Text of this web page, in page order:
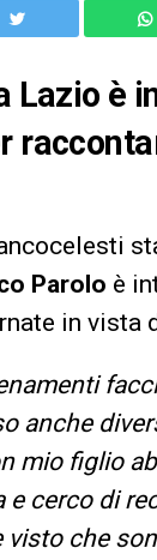
Lazio è
Parolo è
in vista
anche
mio figlio
cerco di
visto che